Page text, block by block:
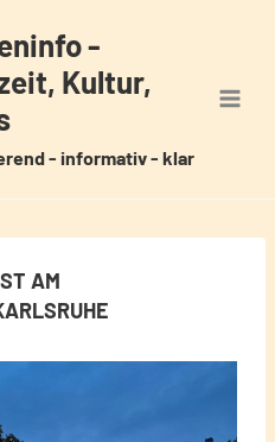
-
Kultur,
- informativ - klar
AM